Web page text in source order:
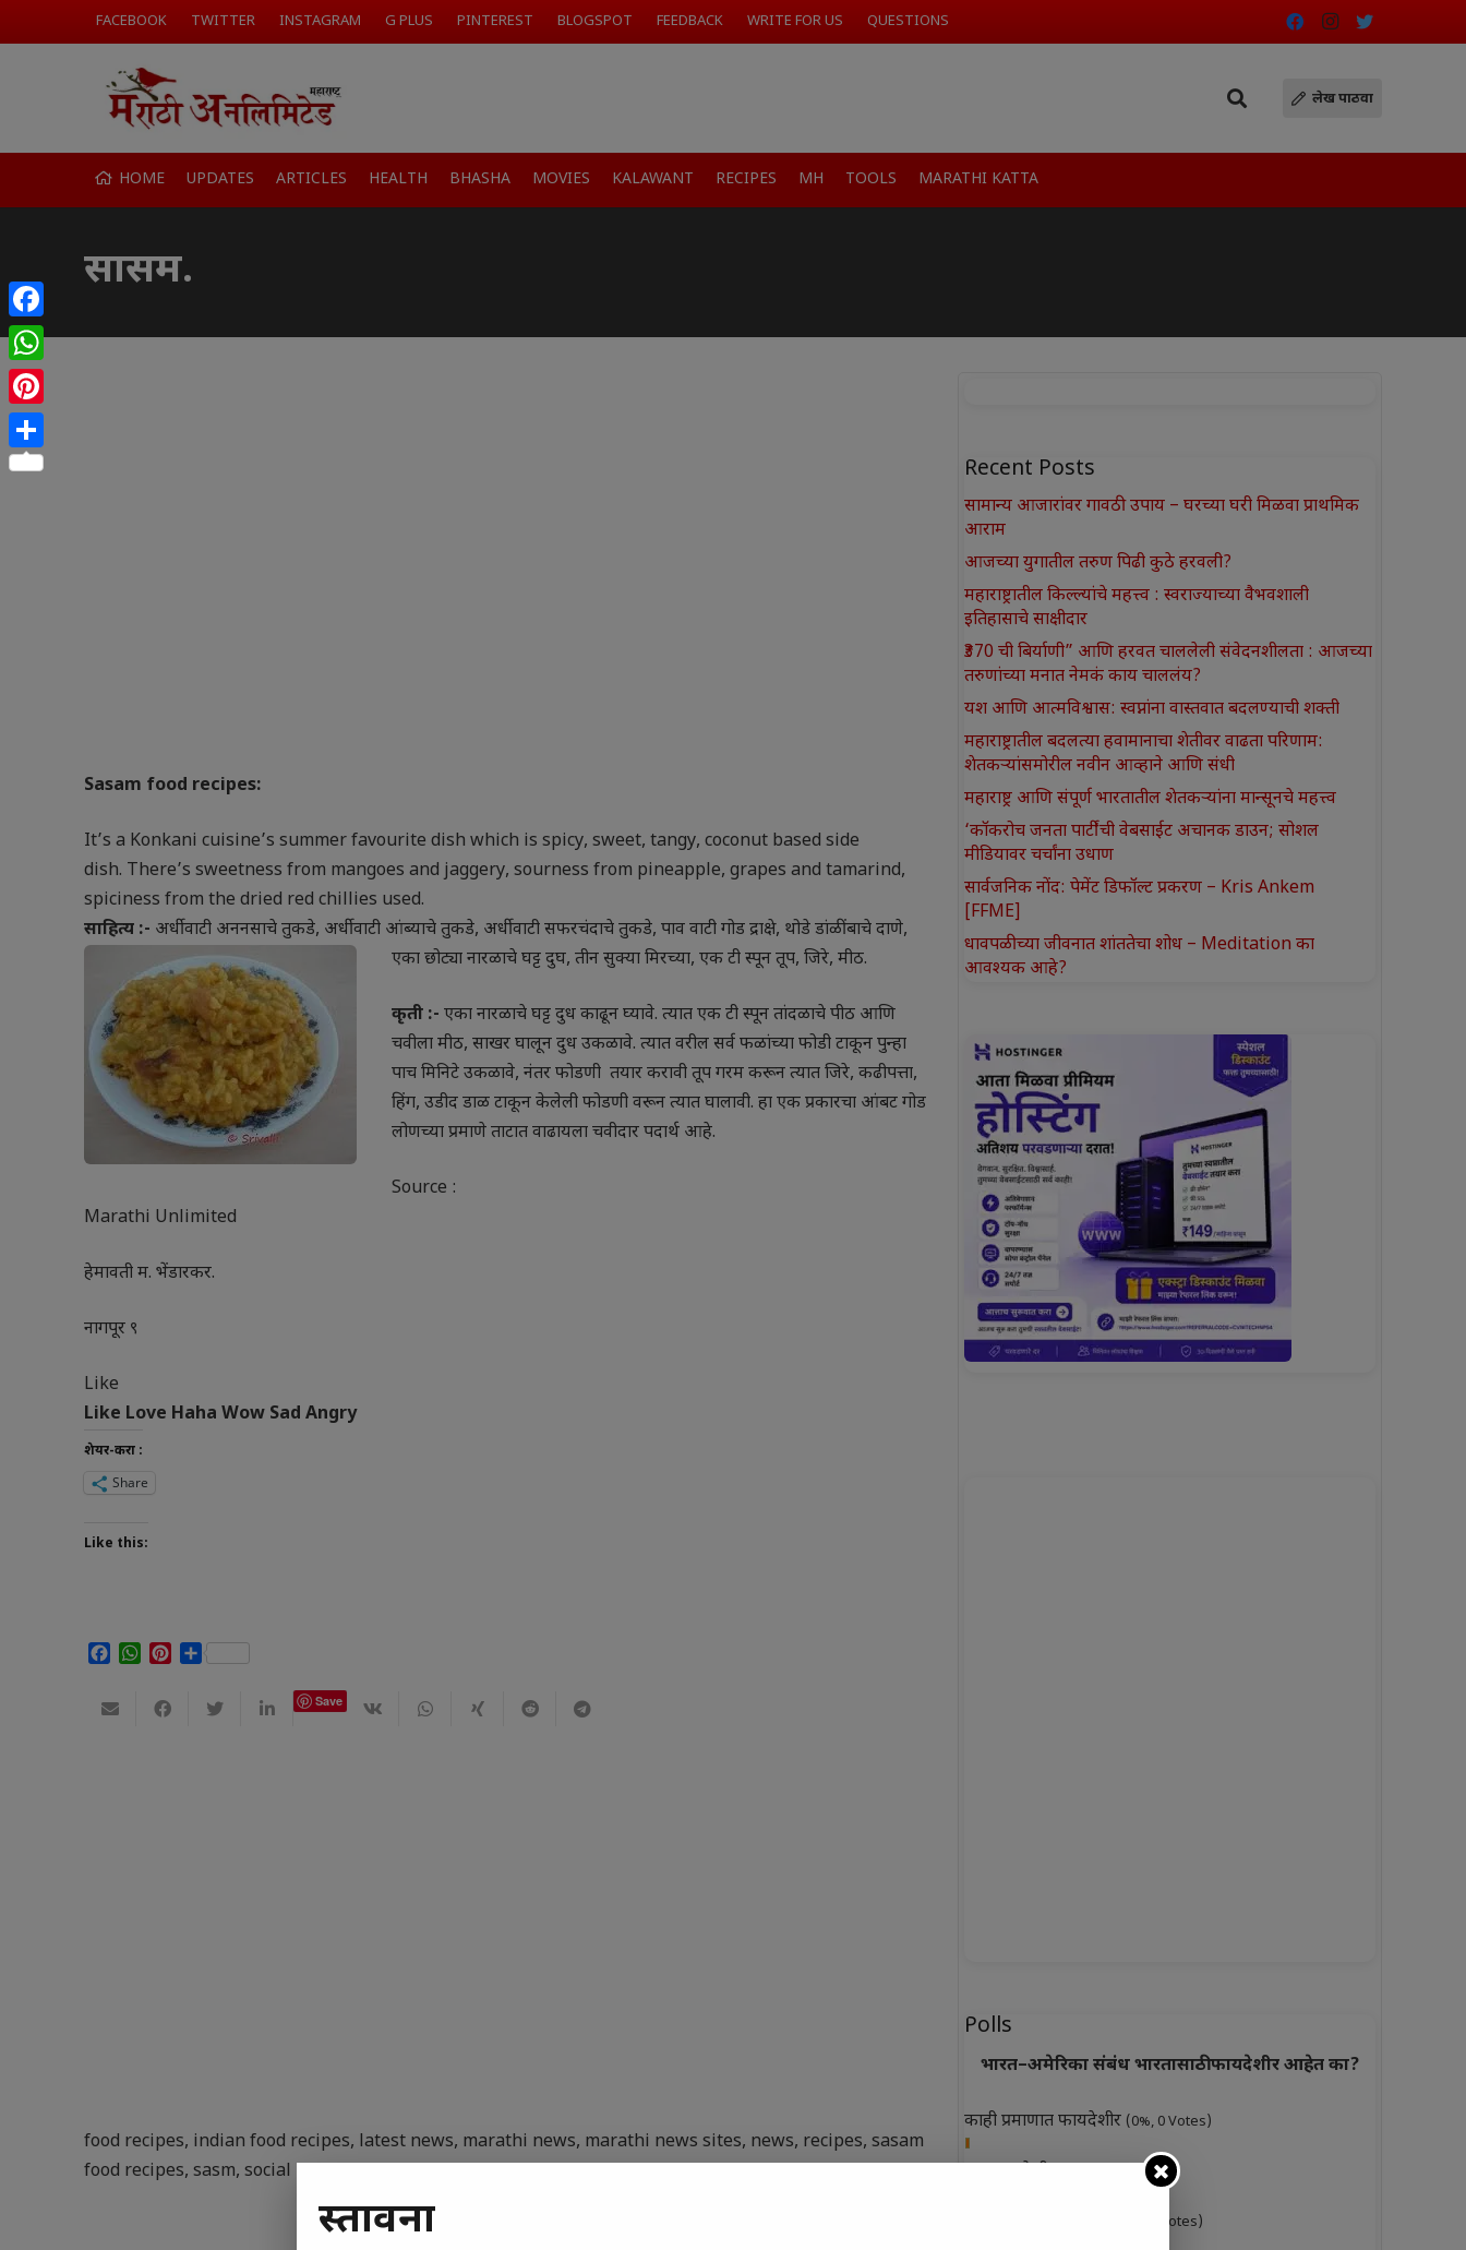
FACEBOOK TWITTER INSTAGRAM G PLUS PINTEREST BLOGSPOT FEEDBACK WRITE FOR US QUESTIONS
लेख पाठवा
HOME UPDATES ARTICLES HEALTH BHASHA MOVIES KALAWANT RECIPES MH TOOLS MARATHI KATTA
सासम.
Sasam food recipes:
It’s a Konkani cuisine’s summer favourite dish which is spicy, sweet, tangy, coconut based side
dish. There’s sweetness from mangoes and jaggery, sourness from pineapple, grapes and tamarind,
spiciness from the dried red chillies used.
साहित्य :- अर्धी वाटी अननसाचे तुकडे, अर्धी वाटी आंब्याचे तुकडे, अर्धी वाटी सफरचंदाचे तुकडे, पाव वाटी गोड द्राक्षे, थोडे डांळींबाचे दाणे,
एका छोट्या नारळाचे घट्ट दुघ, तीन सुक्या मिरच्या, एक टी स्पून तूप, जिरे, मीठ.
कृती :- एका नारळाचे घट्ट दुध काढून घ्यावे. त्यात एक टी स्पून तांदळाचे पीठ आणि
चवीला मीठ, साखर घालून दुध उकळावे. त्यात वरील सर्व फळांच्या फोडी टाकून पुन्हा
पाच मिनिटे उकळावे, नंतर फोडणी तयार करावी तूप गरम करून त्यात जिरे, कढीपत्ता,
हिंग, उडीद डाळ टाकून केलेली फोडणी वरून त्यात घालावी. हा एक प्रकारचा आंबट गोड
लोणच्या प्रमाणे ताटात वाढायला चवीदार पदार्थ आहे.
Source :
Marathi Unlimited
हेमावती म. भेंडारकर.
नागपूर ९
Like
Like Love Haha Wow Sad Angry
शेयर-करा :
Share
Like this:
Facebook
WhatsApp
Pinterest
Share
Save
food recipes, indian food recipes, latest news, marathi news, marathi news sites, news, recipes, sasam
food recipes, sasm, social updates
Recent Posts
सामान्य आजारांवर गावठी उपाय – घरच्या घरी मिळवा प्राथमिक
आराम
आजच्या युगातील तरुण पिढी कुठे हरवली?
महाराष्ट्रातील किल्ल्यांचे महत्त्व : स्वराज्याच्या वैभवशाली
इतिहासाचे साक्षीदार
₹370 ची बिर्याणी” आणि हरवत चाललेली संवेदनशीलता : आजच्या
तरुणांच्या मनात नेमकं काय चाललंय?
यश आणि आत्मविश्वास: स्वप्नांना वास्तवात बदलण्याची शक्ती
महाराष्ट्रातील बदलत्या हवामानाचा शेतीवर वाढता परिणाम:
शेतकऱ्यांसमोरील नवीन आव्हाने आणि संधी
महाराष्ट्र आणि संपूर्ण भारतातील शेतकऱ्यांना मान्सूनचे महत्त्व
‘कॉकरोच जनता पार्टी’ची वेबसाईट अचानक डाउन; सोशल
मीडियावर चर्चांना उधाण
सार्वजनिक नोंद: पेमेंट डिफॉल्ट प्रकरण – Kris Ankem
[FFME]
धावपळीच्या जीवनात शांततेचा शोध – Meditation का
आवश्यक आहे?
Polls
भारत–अमेरिका संबंध भारतासाठी फायदेशीर आहेत का?
काही प्रमाणात फायदेशीर (0%, 0 Votes)
(0%, 3 Votes)
(0%, 0 Votes)
Facebook
WhatsApp
Pinterest
Share
प्रस्तावना